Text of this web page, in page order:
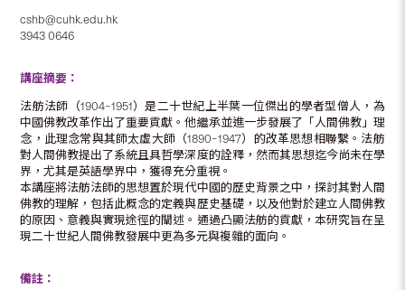
cshb@cuhk.edu.hk
3943 0646
講座摘要：
法舫法師（1904–1951）是二十世紀上半葉一位傑出的學者型僧人，為
中國佛教改革作出了重要貢獻。他繼承並進一步發展了「人間佛教」理
念，此理念常與其師太虛大師（1890–1947）的改革思想相聯繫。法舫
對人間佛教提出了系統且具哲學深度的詮釋，然而其思想迄今尚未在學
界，尤其是英語學界中，獲得充分重視。
本講座將法舫法師的思想置於現代中國的歷史背景之中，探討其對人間
佛教的理解，包括此概念的定義與歷史基礎，以及他對於建立人間佛教
的原因、意義與實現途徑的闡述。通過凸顯法舫的貢獻，本研究旨在呈
現二十世紀人間佛教發展中更為多元與複雜的面向。
備註：